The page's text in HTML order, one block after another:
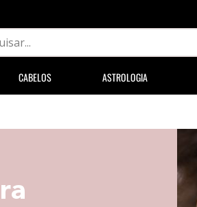
CABELOS ASTROLOGIA